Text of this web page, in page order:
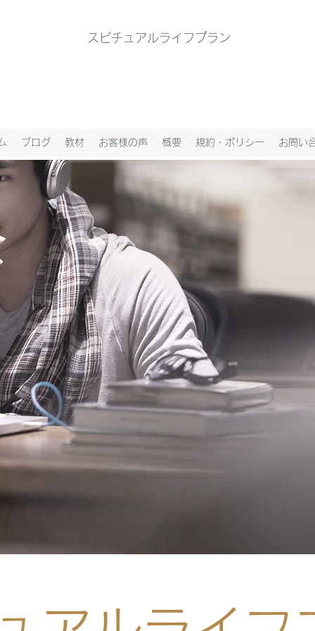
スピチュアルライフプラン
ブログ 教材 お客様の声 概要 規約・ポリシー お問い